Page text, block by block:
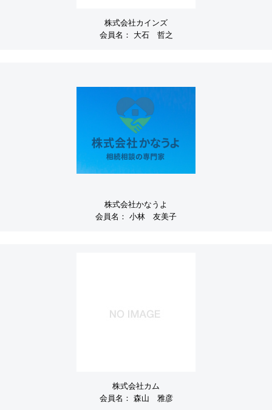
株式会社カインズ
会員名：
大石 哲之
株式会社かなうよ
会員名： 小林 友美子
株式会社カム
会員名： 森山 雅彦